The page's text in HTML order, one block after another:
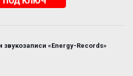
звукозаписи «Energy-Records»